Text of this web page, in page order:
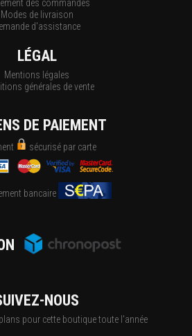
des commandes
Modes de livraison
d'assistance
LÉGAL
Mentions légales
générales de vente
DE PAIEMENT
sécurisé par carte
bancaire
NOUS
pour cette boutique toute l'année